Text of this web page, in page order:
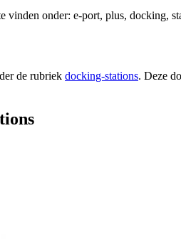
vinden onder: e-port, plus, docking,
de rubriek docking-stations. Deze